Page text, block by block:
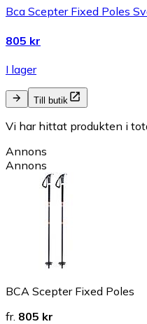
Bca Scepter Fixed Poles
805 kr
I lager
Till butik
Vi har hittat produkten i
Annons
Annons
BCA Scepter Fixed Poles
fr. 805 kr